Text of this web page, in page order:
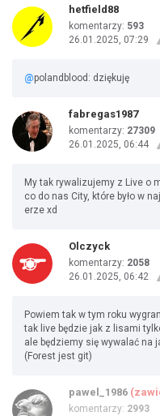
hetfield88
komentarzy: 593
26.01.2025, 07:29
@polandblood: dziękuję
fabregas1987
komentarzy: 27309
26.01.2025, 06:44
My tak rywalizujemy z Live o
co do nas City, które było w
erze xd
Olczyck
komentarzy: 2058
26.01.2025, 06:42
Powiem tak w tym roku
tak live będzie jak z lisami
ale będziemy się wywalać
(Forest jest git)
pawel_1986
komentarzy: 2993